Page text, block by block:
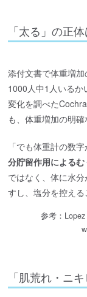
「太る」の正
添付文書で体重増
1000人中1人いる
変化を調べた
も、体重増加の明
「でも体重計の数
分貯留作用によるむ
ではなく、体に水
すし、塩分を控える
参考：
「肌荒れ・ニ